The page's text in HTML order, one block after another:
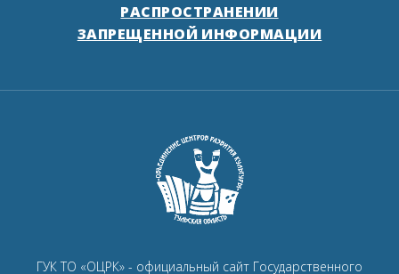
РАСПРОСТРАНЕНИИ
ЗАПРЕЩЕННОЙ ИНФОРМАЦИИ
ГУК ТО «ОЦРК» - официальный сайт Государственного